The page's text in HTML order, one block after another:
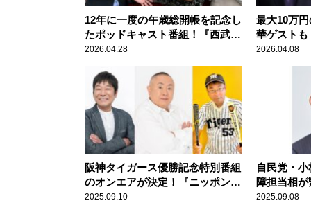
12年に一度の午歳総開帳を記念し
たポッドキャスト番組！『西武鉄
道 presents 増山さやかの秩父ぶ
らり旅 秩父札所午歳総開帳「12
年に一度 扉の向こうへ」』
2026.04.28
最大10万
華ゲスト
ウアップナ
2026.04.08
阪神タイガース優勝記念特別番組
のオンエアが決定！『ニッポン放
送ショウアップナイタースペシャ
2025.09.10
自民党・
障担当相
生のラス
2025.09.08